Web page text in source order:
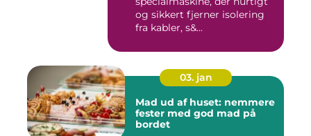
og sikkert fjerner isolering
fra kabler, s&...
03. jan
Mad ud af huset: nemmere
fester med god mad på
bordet